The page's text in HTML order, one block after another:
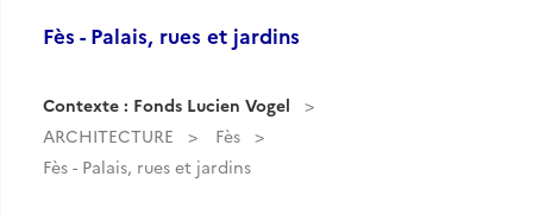
Fès - Palais, rues et jardins
Contexte : Fonds Lucien Vogel
ARCHITECTURE
Fès
Fès - Palais, rues et jardins